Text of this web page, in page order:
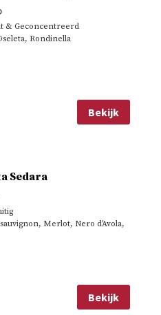
& Geconcentreerd
Rondinella
Bekijk
Sedara
Merlot, Nero d'Avola,
Bekijk